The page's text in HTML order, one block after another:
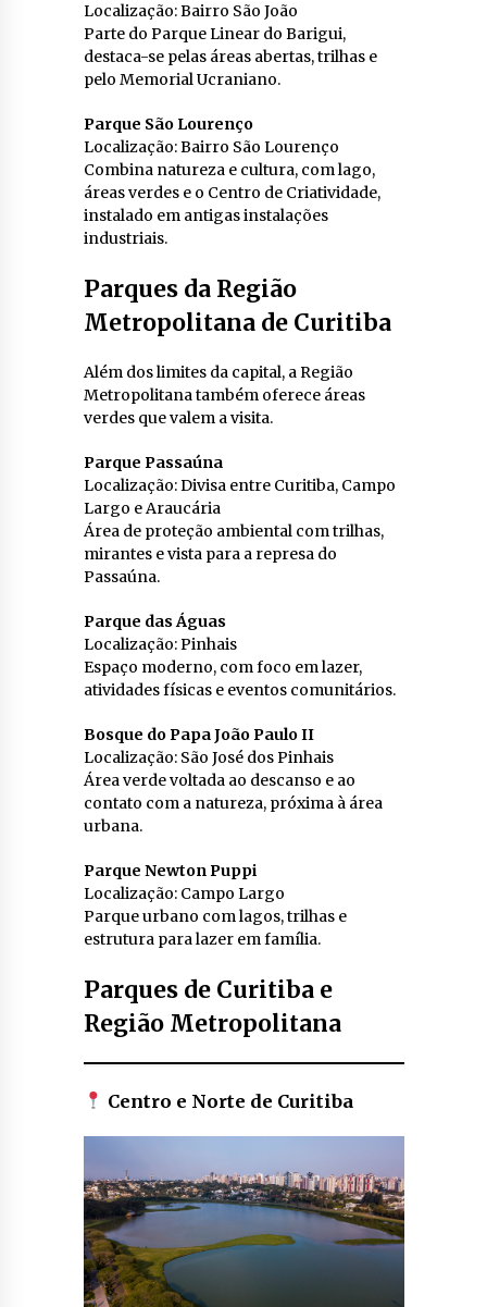
Localização: Bairro São João
Parte do Parque Linear do Barigui,
destaca-se pelas áreas abertas, trilhas e
pelo Memorial Ucraniano.
Parque São Lourenço
Localização: Bairro São Lourenço
Combina natureza e cultura, com lago,
áreas verdes e o Centro de Criatividade,
instalado em antigas instalações
industriais.
Parques da Região
Metropolitana de Curitiba
Além dos limites da capital, a Região
Metropolitana também oferece áreas
verdes que valem a visita.
Parque Passaúna
Localização: Divisa entre Curitiba, Campo
Largo e Araucária
Área de proteção ambiental com trilhas,
mirantes e vista para a represa do
Passaúna.
Parque das Águas
Localização: Pinhais
Espaço moderno, com foco em lazer,
atividades físicas e eventos comunitários.
Bosque do Papa João Paulo II
Localização: São José dos Pinhais
Área verde voltada ao descanso e ao
contato com a natureza, próxima à área
urbana.
Parque Newton Puppi
Localização: Campo Largo
Parque urbano com lagos, trilhas e
estrutura para lazer em família.
Parques de Curitiba e
Região Metropolitana
Centro e Norte de Curitiba